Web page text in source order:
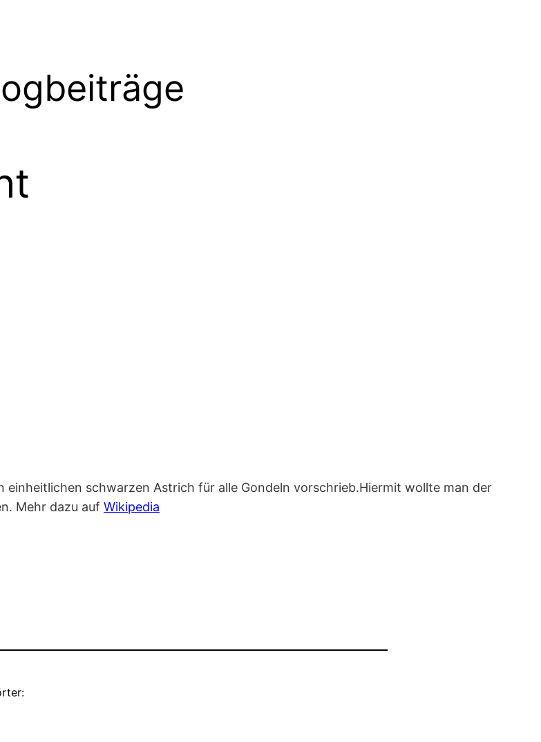
einheitlichen schwarzen Astrich für alle Gondeln vorschrieb.Hiermit wollte man der
Mehr dazu auf Wikipedia